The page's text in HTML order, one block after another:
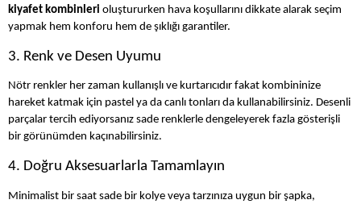
kiyafet kombinleri oluştururken hava koşullarını dikkate alarak seçim
yapmak hem konforu hem de şıklığı garantiler.
3. Renk ve Desen Uyumu
Nötr renkler her zaman kullanışlı ve kurtarıcıdır fakat kombininize
hareket katmak için pastel ya da canlı tonları da kullanabilirsiniz. Desenli
parçalar tercih ediyorsanız sade renklerle dengeleyerek fazla gösterişli
bir görünümden kaçınabilirsiniz.
4. Doğru Aksesuarlarla Tamamlayın
Minimalist bir saat sade bir kolye veya tarzınıza uygun bir şapka,